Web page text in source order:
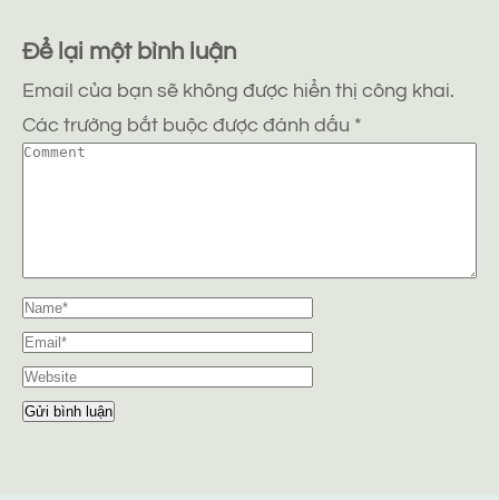
Để lại một bình luận
Email của bạn sẽ không được hiển thị công khai.
Các trường bắt buộc được đánh dấu *